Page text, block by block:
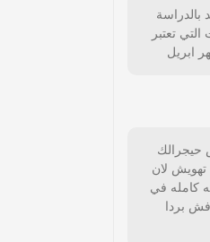
بالدراسة
تعتبر
ابريل
حيجرالك
تهويش لان
كامله في
بردا